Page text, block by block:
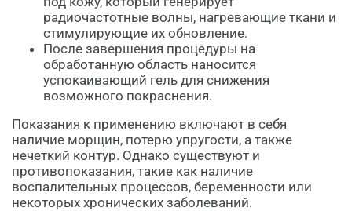
радиочастотные волны, нагревающие ткани и
стимулирующие их обновление.
После завершения процедуры на
обработанную область наносится
успокаивающий гель для снижения
возможного покраснения.
Показания к применению включают в себя
наличие морщин, потерю упругости, а также
нечеткий контур. Однако существуют и
противопоказания, такие как наличие
воспалительных процессов, беременности или
некоторых хронических заболеваний.